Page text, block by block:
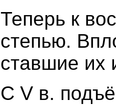
Теперь к
степью.
ставшие их
С V в.